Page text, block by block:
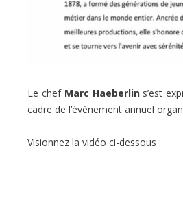
Le chef Marc Haeberlins’est
cadre de l’évènement annuel
Visionnez la vidéo ci-dessous :